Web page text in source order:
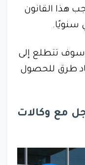
هذا القانون
سوف تتطلع إلى
طرق للحصول
مع وكالات